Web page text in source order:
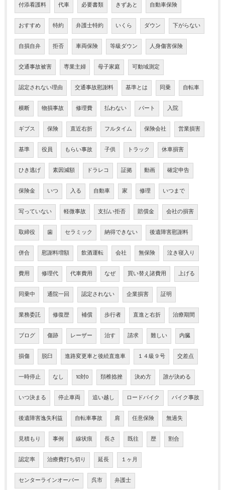
付添看護料 代車 必要書類 きずあと 自動車保険
おすすめ 特約 弁護士特約 いくら ダウン 下がらない
自損自弁 拒否 車両保険 等級ダウン 人身傷害保険
交通事故被害 専業主婦 母子家庭 可動域測定
認定されない理由 交通事故慰謝料 基準とは 同乗 自転車
横断 物損事故 修理費 払わない パート 入院
ギブス 保険 直近右折 フルタイム 保険会社 営業損害
基準 役員 もらい事故 子供 トラック 休車損害
ひき逃げ 素因減額 ドラレコ 証拠 動画 確定申告
保険金 いつ 入る 自動車 家 修理 いつまで
写っていない 軽微事故 支払い拒否 賠償金 会社の損害
取締役 歯 セラミック 納得できない 後遺障害慰謝料
併合 慰謝料増額 飲酒運転 会社 無保険 泣き寝入り
費用 修理代 代車費用 なぜ 買い替え諸費用 上げる
同乗中 通院一回 認定されない 企業損害 証明
業務委託 修復歴 補償 歩行者 直進と右折 治療期間
ブログ 傷跡 レーザー 治す 請求 難しい 内臓
損傷 脱臼 進路変更車と後続直進車 １４級９号 交差点
一時停止 なし 10対0 頚椎捻挫 決め方 誰が決める
いつ決まる 停止車両 追い越し ロードバイク バイク事故
後遺障害逸失利益 自転車事故 肩 任意保険 無過失
見積もり 事例 線状痕 長さ 既往 歴 割合
認定率 治療費打ち切り 延長 １ヶ月
センターラインオーバー 呉市 弁護士